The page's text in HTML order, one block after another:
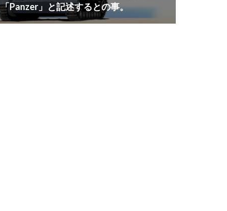
「Panzer」と記述するとの事。